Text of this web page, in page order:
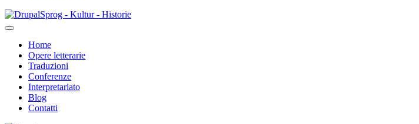
Salta
al
principale
Sprog - Kultur - Historie
Primær
navigation
Home
Opere letterarie
Traduzioni
Conferenze
Interpretariato
Blog
Contatti